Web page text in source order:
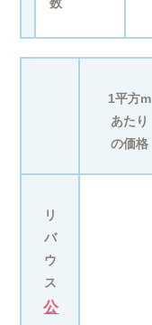
数
1平方m
あたり
の価格
リ
バ
ウ
ス
公